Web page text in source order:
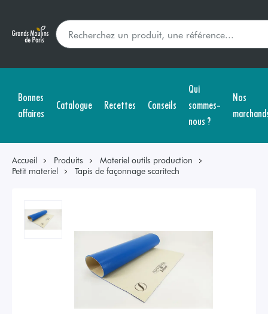
Bonnes
affaires
Catalogue Recettes Conseils
Qui
sommes-
nous ?
Nos
Accueil Produits
Materiel outils production
Petit materiel
Tapis de façonnage scaritech